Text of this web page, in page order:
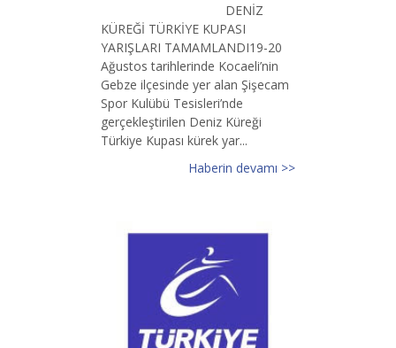
DENİZ
KÜREĞİ TÜRKİYE KUPASI
YARIŞLARI TAMAMLANDI19-20
Ağustos tarihlerinde Kocaeli’nin
Gebze ilçesinde yer alan Şişecam
Spor Kulübü Tesisleri’nde
gerçekleştirilen Deniz Küreği
Türkiye Kupası kürek yar...
Haberin devamı >>